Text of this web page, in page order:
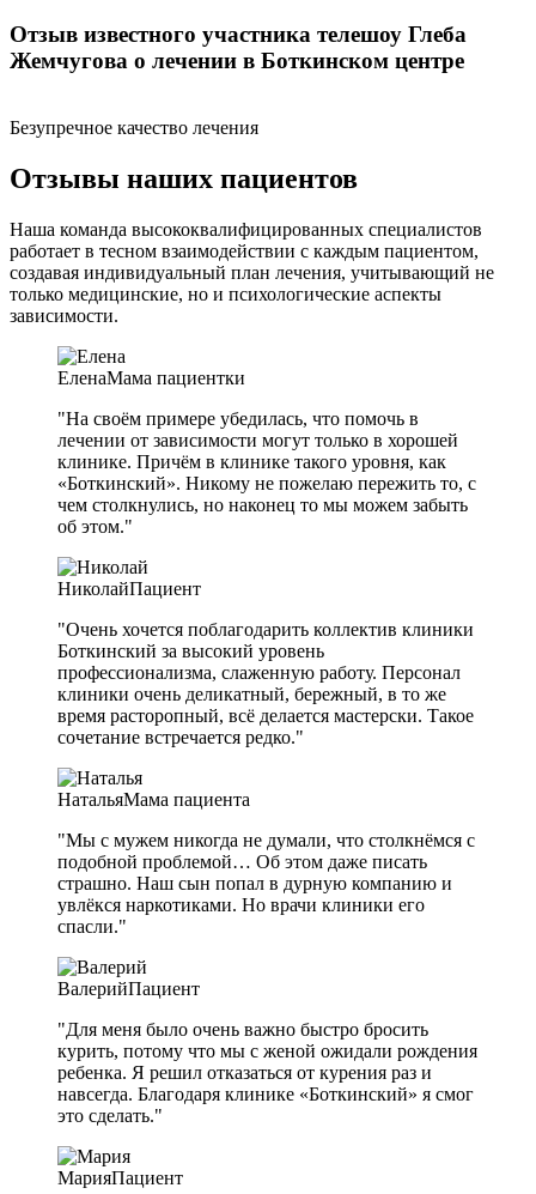
Отзыв известного участника телешоу Глеба
Жемчугова о лечении в Боткинском центре
Безупречное качество лечения
Отзывы наших пациентов
Наша команда высококвалифицированных специалистов
работает в тесном взаимодействии с каждым пациентом,
создавая индивидуальный план лечения, учитывающий не
только медицинские, но и психологические аспекты
зависимости.
ЕленаМама пациентки
"На своём примере убедилась, что помочь в
лечении от зависимости могут только в хорошей
клинике. Причём в клинике такого уровня, как
«Боткинский». Никому не пожелаю пережить то, с
чем столкнулись, но наконец то мы можем забыть
об этом."
НиколайПациент
"Очень хочется поблагодарить коллектив клиники
Боткинский за высокий уровень
профессионализма, слаженную работу. Персонал
клиники очень деликатный, бережный, в то же
время расторопный, всё делается мастерски. Такое
сочетание встречается редко."
НатальяМама пациента
"Мы с мужем никогда не думали, что столкнёмся с
подобной проблемой… Об этом даже писать
страшно. Наш сын попал в дурную компанию и
увлёкся наркотиками. Но врачи клиники его
спасли."
ВалерийПациент
"Для меня было очень важно быстро бросить
курить, потому что мы с женой ожидали рождения
ребенка. Я решил отказаться от курения раз и
навсегда. Благодаря клинике «Боткинский» я смог
это сделать."
МарияПациент